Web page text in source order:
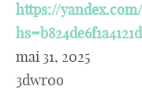
https://
mai 31, 2025
3dwr0o